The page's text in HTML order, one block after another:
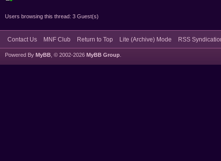
Users browsing this thread: 3 Guest(s)
Contact Us MNF Club Return to Top Lite (Archive) Mode RSS
Powered By MyBB , © 2002-2026 MyBB Group